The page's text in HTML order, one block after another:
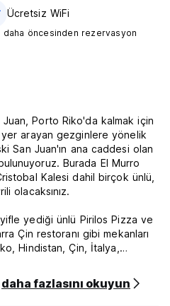
Ücretsiz WiFi
öncesinden rezervasyon
Porto Riko'da kalmak için
arayan gezginlere yönelik
San Juan'ın ana caddesi olan
Burada El Murro
Kalesi dahil birçok ünlü,
olacaksınız.
yediği ünlü Pirilos Pizza ve
Çin restoranı gibi mekanları
Hindistan, Çin, İtalya,
keyfini çıkarma fırsatına
daha fazlasını okuyun